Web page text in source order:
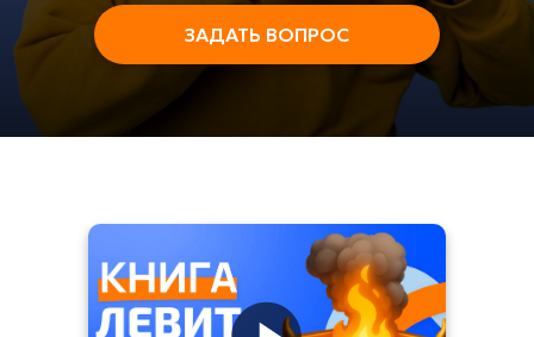
ЗАДАТЬ ВОПРОС